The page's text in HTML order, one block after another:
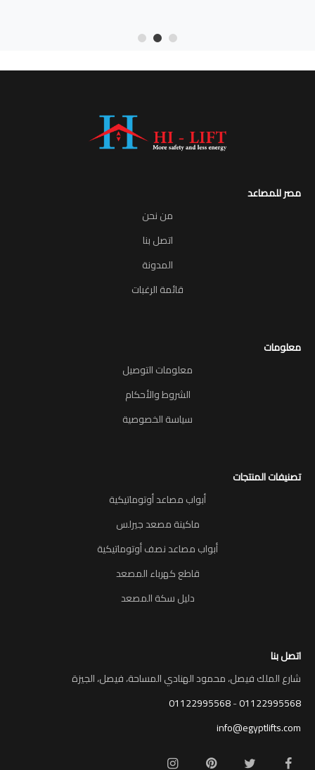
مصر للمصاعد
من نحن
اتصل بنا
المدونة
قائمة الرغبات
معلومات
معلومات التوصيل
الشروط والأحكام
سياسة الخصوصية
تصنيفات المنتجات
أبواب مصاعد أوتوماتيكية
ماكينة مصعد جيرلس
أبواب مصاعد نصف أوتوماتيكية
قاطع كهرباء المصعد
دليل سكة المصعد
اتصل بنا
شارع الملك فيصل، محمود الهنادي المساحة، فيصل، الجيزة
01122995568
-
01122995568
info@egyptlifts.com